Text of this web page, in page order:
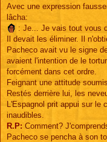
Avec une expression
lâcha:
: Je... Je vais tout vous
Il devait les éliminer. Il
Pacheco avait vu le signe
avaient l'intention de le
forcément dans cet ordre.
Feignant une attitude
Restés derrière lui, les
L'Espagnol prit appui sur
inaudibles.
R.P: Comment?
Pacheco se pencha à son